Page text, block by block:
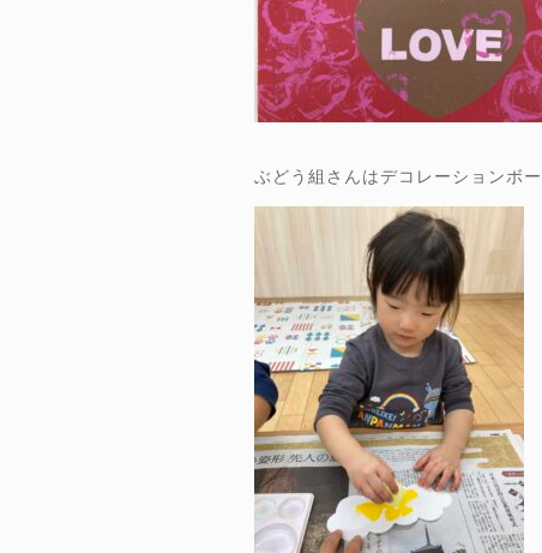
ぶどう組さんはデコレーションボ